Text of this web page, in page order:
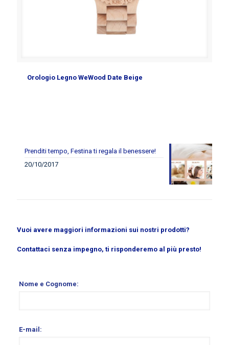
Orologio Legno WeWood Date Beige
Prenditi tempo, Festina ti regala il benessere!
20/10/2017
Vuoi avere maggiori informazioni sui nostri prodotti?
Contattaci senza impegno, ti risponderemo al più presto!
Nome e Cognome:
E-mail: